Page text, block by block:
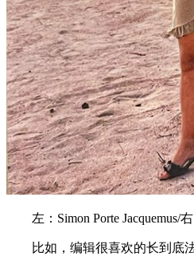
左：Simon Porte Jacquemus/右
比如，编辑很喜欢的长到底法